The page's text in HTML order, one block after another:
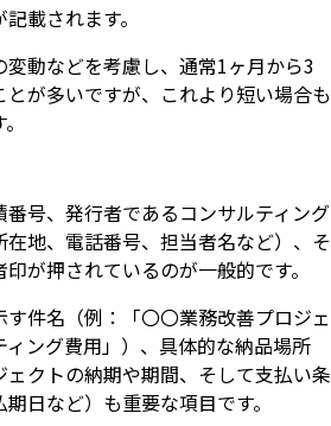
載されます。
動などを考慮し、通常1ヶ月から3
が多いですが、これより短い場合も
番号、発行者であるコンサルティング
地、電話番号、担当者名など）、そ
が押されているのが一般的です。
件名（例：「〇〇業務改善プロジェ
ング費用」）、具体的な納品場所
ェクトの納期や期間、そして支払い条
日など）も重要な項目です。